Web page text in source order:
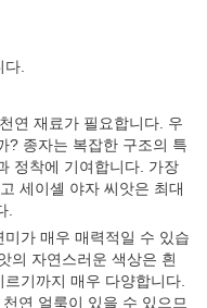
.
연 재료가 필요합니다. 우
? 종자는 복잡한 구조의 특
정착에 기여합니다. 가장
세이셸 야자 씨앗은 최대
.
가 매우 매력적일 수 있습
의 자연스러운 색상은 흰
기까지 매우 다양합니다.
연 얼룩이 있을 수 있으므